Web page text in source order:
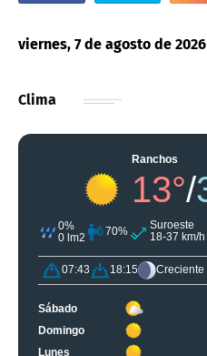
viernes, 7 de agosto de 2026
Clima